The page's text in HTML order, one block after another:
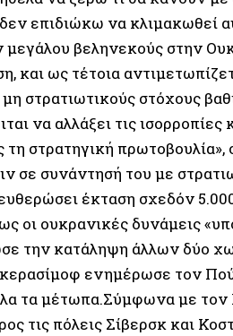
επιδιώκω να κλιμακωθεί
βεληνεκούς στην
και ως τέτοια
στρατιωτικούς στόχους
να αλλάξει τις ισορροπίες
στρατηγική πρωτοβουλία»,
σε συνάντησή του με
έκταση σχεδόν
οι ουκρανικές δυνάμεις
την κατάληψη άλλων δύο
ενημέρωσε τον
τα μέτωπα.Σύμφωνα με τον
τις πόλεις Σίβερσκ και